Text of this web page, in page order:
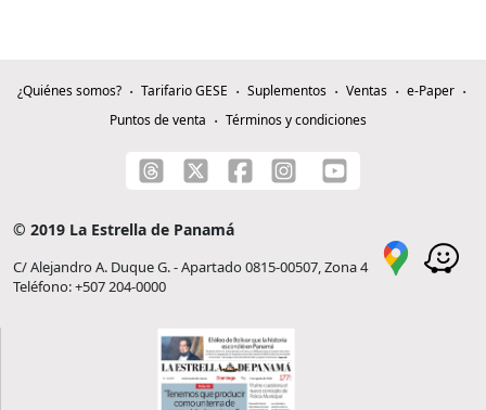
¿Quiénes somos? Tarifario GESE Suplementos Ventas
e-Paper
Puntos de venta
Términos y condiciones
© 2019 La Estrella de Panamá
C/ Alejandro A. Duque G. - Apartado 0815-00507, Zona 4
Teléfono: +507 204-0000